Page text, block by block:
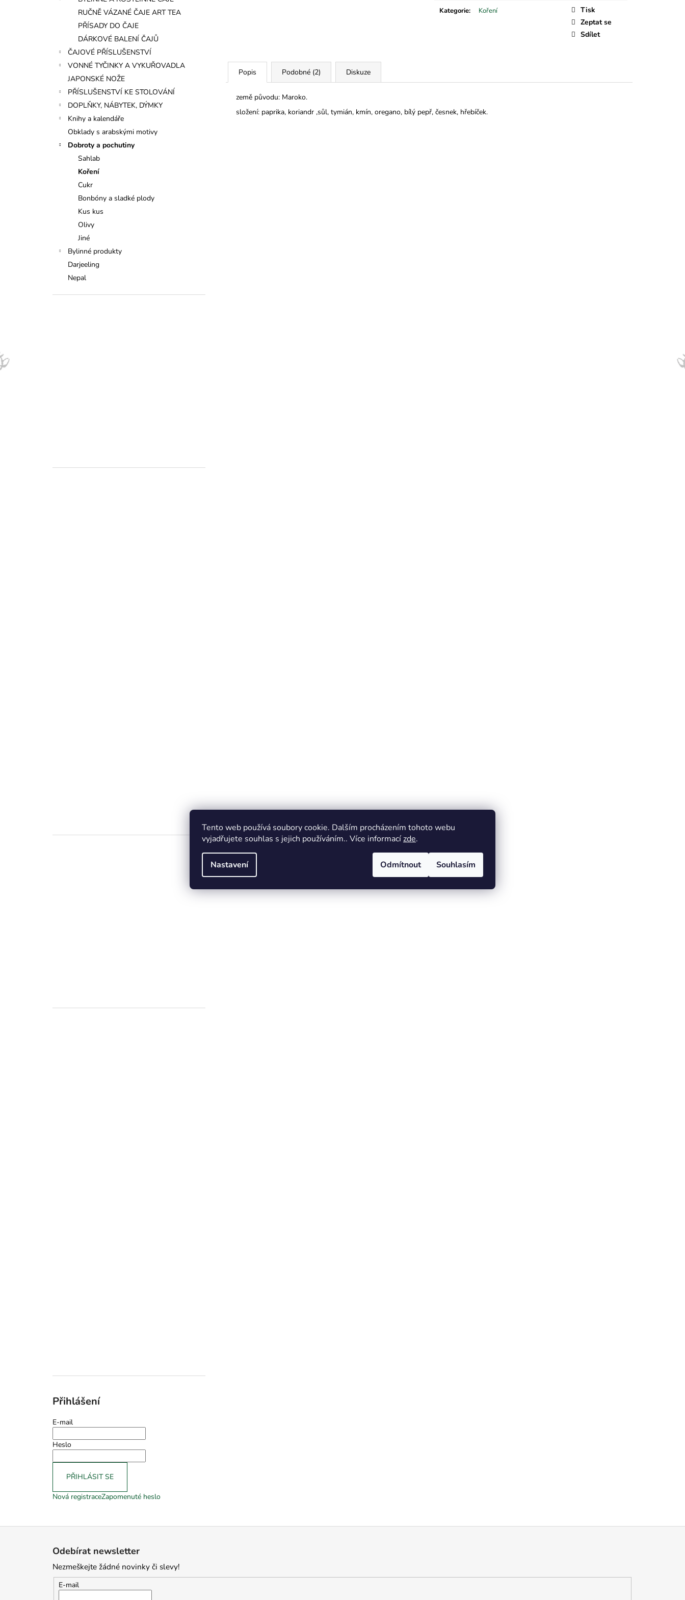
Tento web používá soubory cookie. Dalším procházením tohoto webu
vyjadřujete souhlas s jejich používáním.. Více informacízde.
Nastavení Odmítnout Souhlasím
RUČNĚ VÁZANÉ ČAJE ART TEA
PŘÍSADY DO ČAJE
DÁRKOVÉ BALENÍ ČAJŮ
ČAJOVÉ PŘÍSLUŠENSTVÍ
VONNÉ TYČINKY A VYKUŘOVADLA
JAPONSKÉ NOŽE
PŘÍSLUŠENSTVÍ KE STOLOVÁNÍ
DOPLŇKY, NÁBYTEK, DÝMKY
Knihy a kalendáře
Obklady s arabskými motivy
Dobroty a pochutiny
Sahlab
Koření
Cukr
Bonbóny a sladké plody
Kus kus
Olivy
Jiné
Bylinné produkty
Darjeeling
Nepal
Přihlášení
E-mail
Heslo
PŘIHLÁSIT SE
Nová registraceZapomenuté heslo
Kategorie: Koření
Tisk
Zeptat se
Sdílet
Popis Podobné (2) Diskuze
země původu: Maroko.
složení: paprika, koriandr ,sůl, tymián, kmín, oregano, bílý pepř, česnek, hřebíček.
Odebírat newsletter
Nezmeškejte žádné novinky či slevy!
E-mail